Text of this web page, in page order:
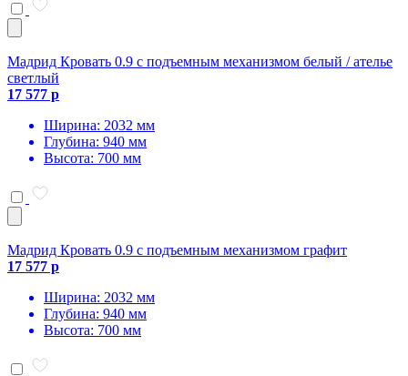
Мадрид Кровать 0.9 с подъемным механизмом белый / ателье
светлый
17 577 р
Ширина: 2032 мм
Глубина: 940 мм
Высота: 700 мм
Мадрид Кровать 0.9 с подъемным механизмом графит
17 577 р
Ширина: 2032 мм
Глубина: 940 мм
Высота: 700 мм